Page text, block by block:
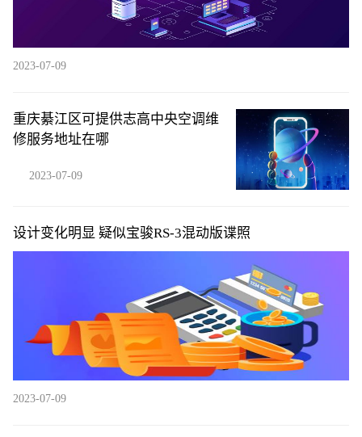
2023-07-09
重庆綦江区可提供志高中央空调维
修服务地址在哪
2023-07-09
设计变化明显 疑似宝骏RS-3混动版谍照
2023-07-09